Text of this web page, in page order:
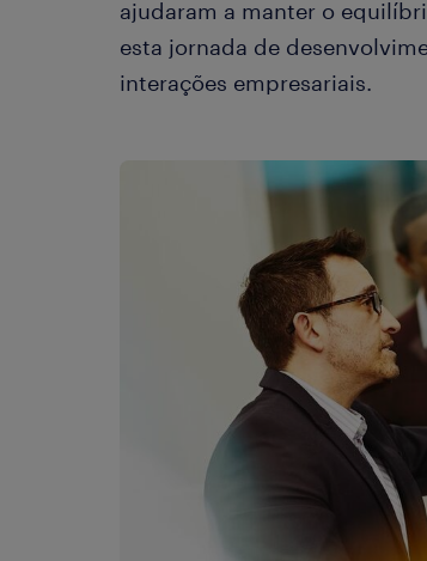
ajudaram a manter o
esta jornada de
interações empresariais.